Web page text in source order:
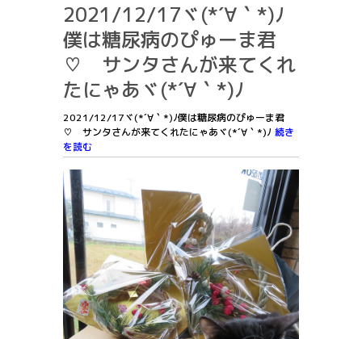
2021/12/17ヾ(*´∀｀*)ﾉ
僕は糖尿病のぴゅーま君
♡ サンタさんが来てくれ
たにゃあヾ(*´∀｀*)ﾉ
2021/12/17ヾ(*´∀｀*)ﾉ僕は糖尿病のぴゅーま君
♡ サンタさんが来てくれたにゃあヾ(*´∀｀*)ﾉ 続き
を読む